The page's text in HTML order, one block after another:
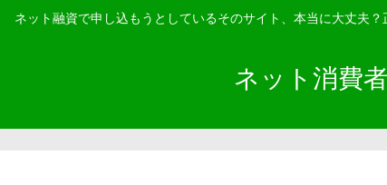
ネット融資で申し込もうとしているそのサイト、本当に大丈夫
ネット消費